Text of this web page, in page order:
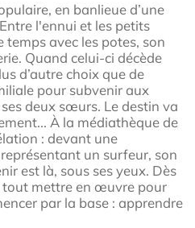
en banlieue d’une
l'ennui et les petits
avec les potes, son
Quand celui-ci décède
d’autre choix que de
pour subvenir aux
deux sœurs. Le destin va
À la médiathèque de
: devant une
un surfeur, son
est là, sous ses yeux. Dès
tout mettre en œuvre pour
par la base : apprendre